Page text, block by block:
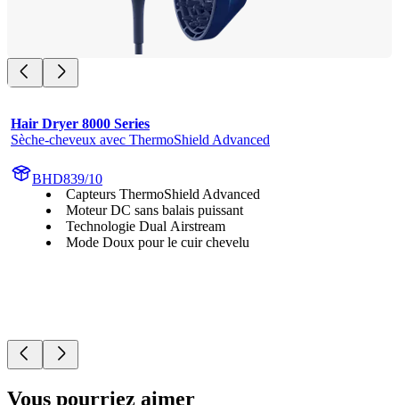
Hair Dryer 8000 Series
Sèche-cheveux avec ThermoShield Advanced
BHD839/10
Capteurs ThermoShield Advanced
Moteur DC sans balais puissant
Technologie Dual Airstream
Mode Doux pour le cuir chevelu
Vous pourriez aimer